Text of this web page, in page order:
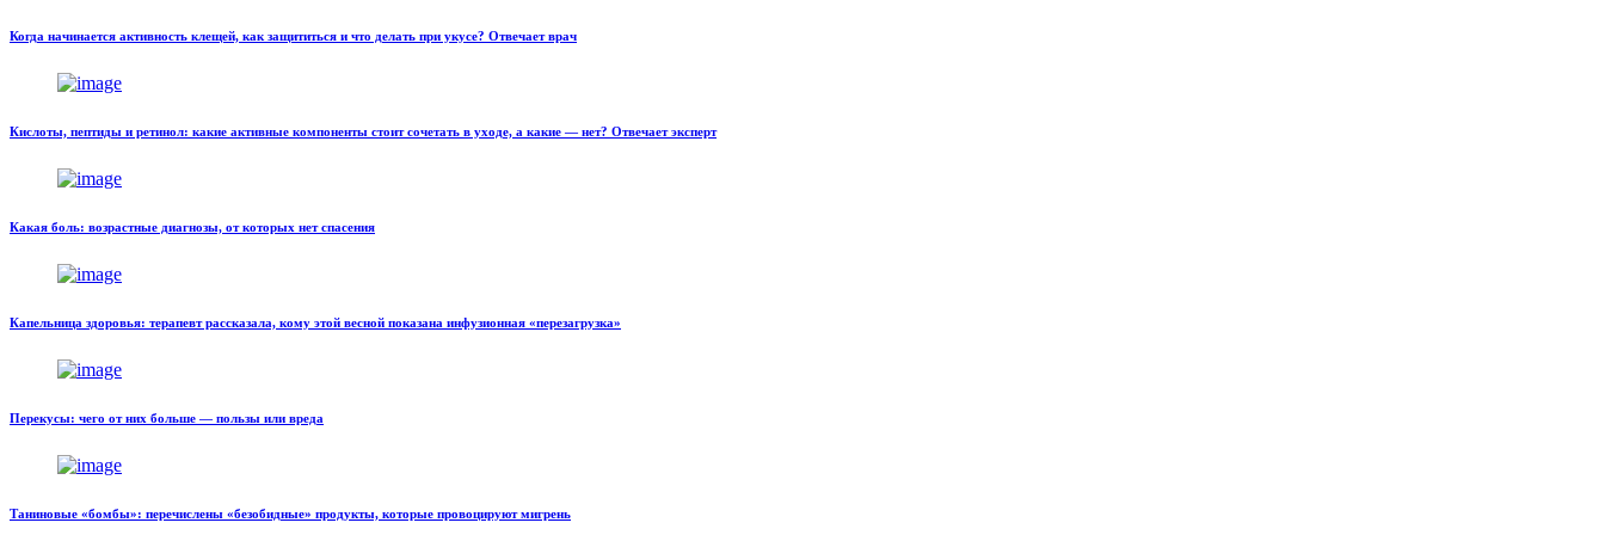
Когда начинается активность клещей, как защититься и что делать при укусе? Отвечает врач
Кислоты, пептиды и ретинол: какие активные компоненты стоит сочетать в уходе, а какие — нет? Отвечает эксперт
Какая боль: возрастные диагнозы, от которых нет спасения
Капельница здоровья: терапевт рассказала, кому этой весной показана инфузионная «перезагрузка»
Перекусы: чего от них больше — пользы или вреда
Таниновые «бомбы»: перечислены «безобидные» продукты, которые провоцируют мигрень